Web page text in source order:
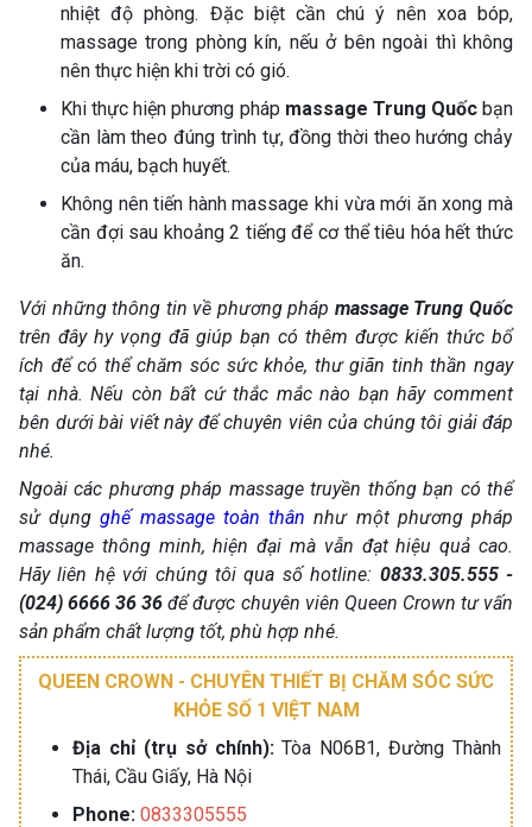
nhiệt độ phòng. Đặc biệt cần chú ý nên xoa bóp,
massage trong phòng kín, nếu ở bên ngoài thì không
nên thực hiện khi trời có gió.
Khi thực hiện phương pháp massage Trung Quốcbạn
cần làm theo đúng trình tự, đồng thời theo hướng chảy
của máu, bạch huyết.
Không nên tiến hành massage khi vừa mới ăn xong mà
cần đợi sau khoảng 2 tiếng để cơ thể tiêu hóa hết thức
ăn.
Với những thông tin về phương pháp massage Trung Quốc
trên đây hy vọng đã giúp bạn có thêm được kiến thức bổ
ích để có thể chăm sóc sức khỏe, thư giãn tinh thần ngay
tại nhà. Nếu còn bất cứ thắc mắc nào bạn hãy comment
bên dưới bài viết này để chuyên viên của chúng tôi giải đáp
nhé.
Ngoài các phương pháp massage truyền thống bạn có thể
sử dụngghế massage toàn thân như một phương pháp
massage thông minh, hiện đại mà vẫn đạt hiệu quả cao.
Hãy liên hệ với chúng tôi qua số hotline: 0833.305.555 -
(024) 6666 36 36 để được chuyên viên Queen Crown tư vấn
sản phẩm chất lượng tốt, phù hợp nhé.
QUEEN CROWN - CHUYÊN THIẾT BỊ CHĂM SÓC SỨC
KHỎE SỐ 1 VIỆT NAM
Địa chỉ (trụ sở chính):Tòa N06B1, Đường Thành
Thái, Cầu Giấy, Hà Nội
Phone: 0833305555